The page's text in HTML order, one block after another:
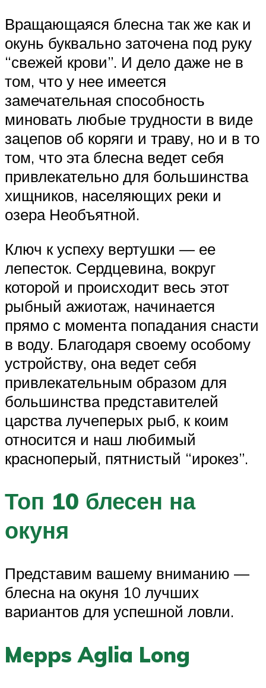
Вращающаяся блесна так же как и
окунь буквально заточена под руку
“свежей крови”. И дело даже не в
том, что у нее имеется
замечательная способность
миновать любые трудности в виде
зацепов об коряги и траву, но и в то
том, что эта блесна ведет себя
привлекательно для большинства
хищников, населяющих реки и
озера Необъятной.
Ключ к успеху вертушки — ее
лепесток. Сердцевина, вокруг
которой и происходит весь этот
рыбный ажиотаж, начинается
прямо с момента попадания снасти
в воду. Благодаря своему особому
устройству, она ведет себя
привлекательным образом для
большинства представителей
царства лучеперых рыб, к коим
относится и наш любимый
красноперый, пятнистый “ирокез”.
Топ 10 блесен на
окуня
Представим вашему вниманию —
блесна на окуня 10 лучших
вариантов для успешной ловли.
Mepps Aglia Long